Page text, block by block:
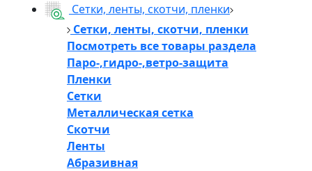
Сетки, ленты, скотчи, пленки
Сетки, ленты, скотчи, пленки
Посмотреть все товары раздела
Паро-,гидро-,ветро-защита
Пленки
Сетки
Металлическая сетка
Скотчи
Ленты
Абразивная